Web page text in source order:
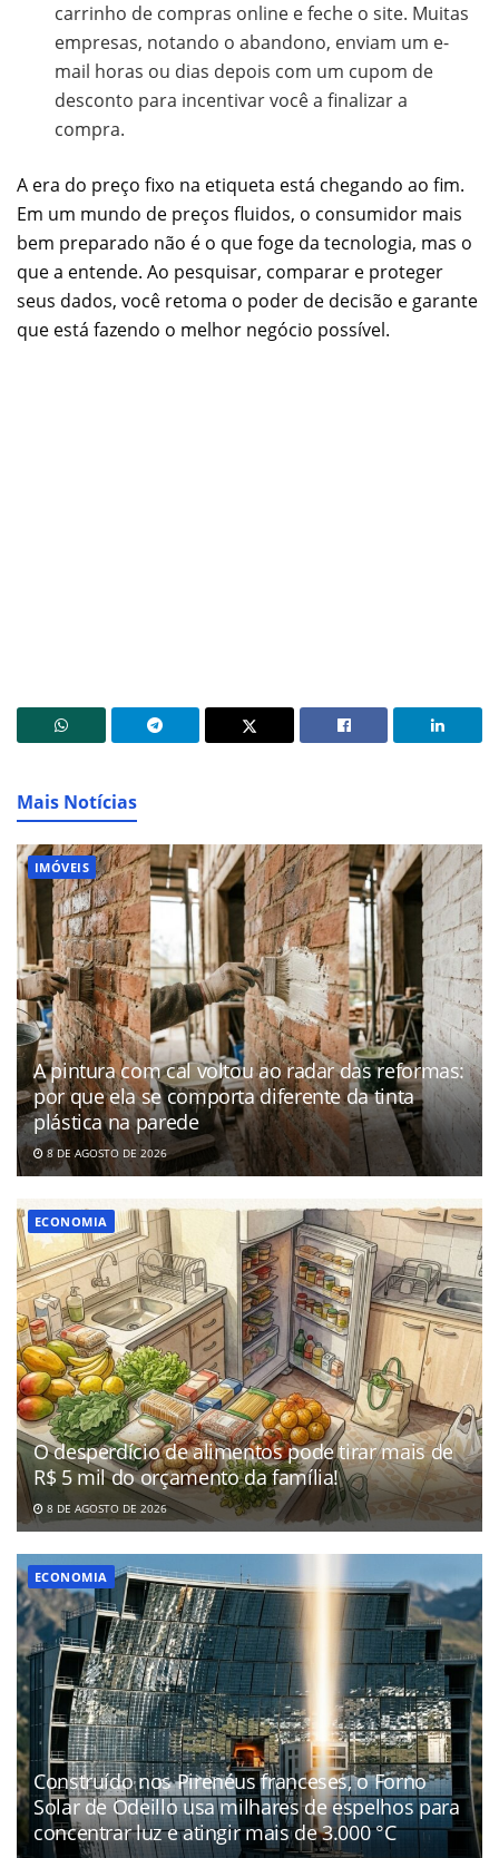
carrinho de compras online e feche o site. Muitas
empresas, notando o abandono, enviam um e-
mail horas ou dias depois com um cupom de
desconto para incentivar você a finalizar a
compra.
A era do preço fixo na etiqueta está chegando ao fim.
Em um mundo de preços fluidos, o consumidor mais
bem preparado não é o que foge da tecnologia, mas o
que a entende. Ao pesquisar, comparar e proteger
seus dados, você retoma o poder de decisão e garante
que está fazendo o melhor negócio possível.
Mais Notícias
IMÓVEIS
A pintura com cal voltou ao radar das reformas:
por que ela se comporta diferente da tinta
plástica na parede
8 DE AGOSTO DE 2026
ECONOMIA
O desperdício de alimentos pode tirar mais de
R$ 5 mil do orçamento da família!
8 DE AGOSTO DE 2026
ECONOMIA
Construído nos Pirenéus franceses, o Forno
Solar de Odeillo usa milhares de espelhos para
concentrar luz e atingir mais de 3.000 °C